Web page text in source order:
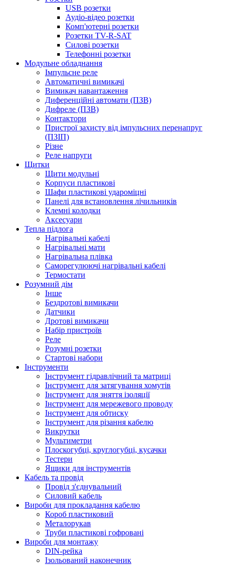
USB розетки
Аудіо-відео розетки
Комп'ютерні розетки
Розетки TV-R-SAT
Силові розетки
Телефонні розетки
Модульне обладнання
Імпульсне реле
Автоматичні вимикачі
Вимикач навантаження
Диференційні автомати (ПЗВ)
Дифреле (ПЗВ)
Контактори
Пристрої захисту від імпульсних перенапруг
(ПЗІП)
Різне
Реле напруги
Щитки
Щити модульні
Корпуси пластикові
Шафи пластикові удароміцні
Панелі для встановлення лічильників
Клемні колодки
Аксесуари
Тепла підлога
Нагрівальні кабелі
Нагрівальні мати
Нагрівальна плівка
Саморегулюючі нагрівальні кабелі
Термостати
Розумний дім
Інше
Бездротові вимикачи
Датчики
Дротові вимикачи
Набір пристроїв
Реле
Розумні розетки
Стартові набори
Інструменти
Інструмент гідравлічний та матриці
Інструмент для затягування хомутів
Інструмент для зняття ізоляції
Інструмент для мережевого проводу
Інструмент для обтиску
Інструмент для різання кабелю
Викрутки
Мультиметри
Плоскогубці, круглогубці, кусачки
Тестери
Ящики для інструментів
Кабель та провід
Провід з'єднувальний
Силовий кабель
Вироби для прокладання кабелю
Короб пластиковий
Металорукав
Труби пластикові гофровані
Вироби для монтажу
DIN-рейка
Ізольований наконечник